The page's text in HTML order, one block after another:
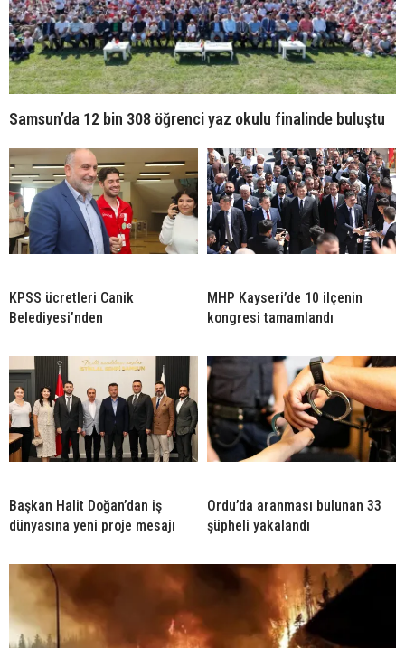
Samsun’da 12 bin 308 öğrenci yaz okulu finalinde buluştu
KPSS ücretleri Canik
Belediyesi’nden
MHP Kayseri’de 10 ilçenin
kongresi tamamlandı
Başkan Halit Doğan’dan iş
dünyasına yeni proje mesajı
Ordu’da aranması bulunan 33
şüpheli yakalandı